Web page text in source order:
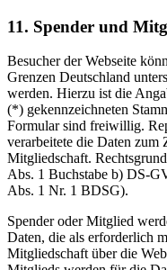
11. Spender und
Besucher der Webseite
Grenzen Deutschland
werden. Hierzu ist die
(*) gekennzeichneten
Formular sind freiwillig.
verarbeitete die Daten
Mitgliedschaft.
Abs. 1 Buchstabe b) DS-
Abs. 1 Nr. 1 BDSG).
Spender oder Mitglied
Daten, die als erforderlich
Mitgliedschaft über die